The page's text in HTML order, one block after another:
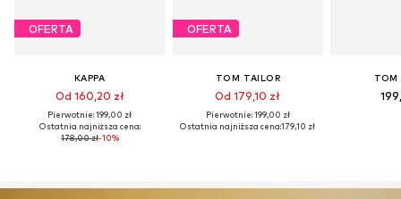
OFERTA
KAPPA
Od 160,20 zł
Pierwotnie: 199,00 zł
Ostatnia najniższa cena:
178,00 zł-10%
OFERTA
TOM TAILOR
Od 179,10 zł
Pierwotnie: 199,00 zł
Ostatnia najniższa cena:179,10 zł
TOM